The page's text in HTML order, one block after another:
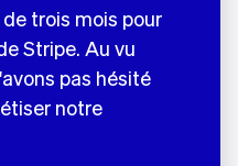
trois mois pour
Stripe. Au vu
pas hésité
notre